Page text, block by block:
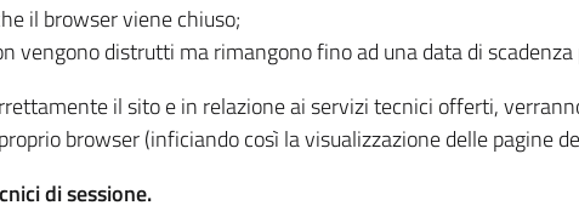
il browser viene chiuso;
vengono distrutti ma rimangono fino ad una data di
il sito e in relazione ai servizi tecnici offerti,
browser (inficiando così la visualizzazione delle pagine
di sessione.